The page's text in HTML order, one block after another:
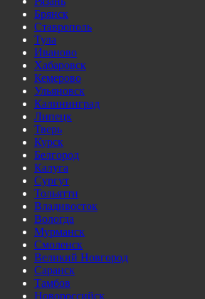
Брянск
Ставрополь
Тула
Иваново
Хабаровск
Кемерово
Ульяновск
Калининград
Липецк
Тверь
Курск
Белгород
Калуга
Сургут
Тольятти
Владивосток
Вологда
Мурманск
Смоленск
Великий Новгород
Саранск
Тамбов
Новороссийск